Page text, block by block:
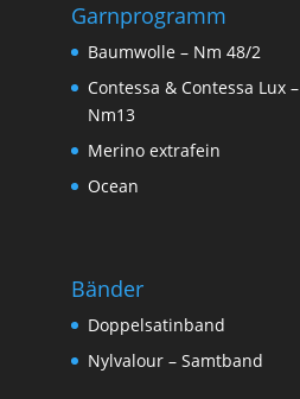
Garnprogramm
Baumwolle – Nm 48/2
Contessa & Contessa Lux –
Nm13
Merino extrafein
Ocean
Bänder
Doppelsatinband
Nylvalour – Samtband